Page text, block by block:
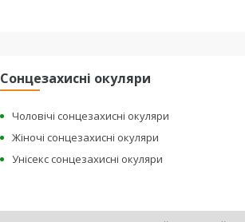
Сонцезахисні окуляри
Чоловічі сонцезахисні окуляри
Жіночі сонцезахисні окуляри
Унісекс сонцезахисні окуляри